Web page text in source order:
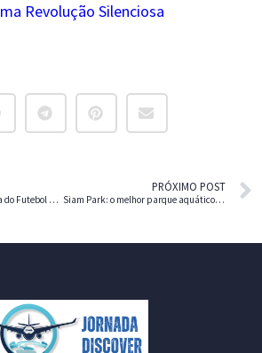
Revolução Silenciosa
Futebol e Filmes: A Magia do Futebol nas Telonas
PRÓXIMO POST
Siam Park: o melhor parque aquático do mundo